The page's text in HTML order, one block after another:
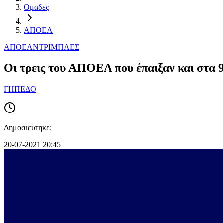
Ομαδες
ΑΠΟΕΛ
ΑΠΟΕΛΝΤΡΙΜΠΛΕΣ
Οι τρεις του ΑΠΟΕΛ που έπαιξαν και στα
ΓΗΠΕΔΟ
Δημοσιευτηκε:
20-07-2021 20:45